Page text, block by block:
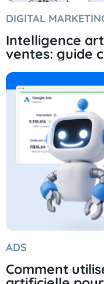
DIGITAL
Intelligence
ventes: guide
ADS
Comment